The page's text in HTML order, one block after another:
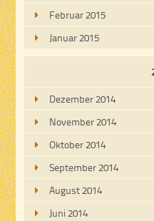
Februar 2015
Januar 2015
Dezember 2014
November 2014
Oktober 2014
September 2014
August 2014
Juni 2014